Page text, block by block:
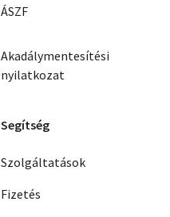
ÁSZF
Akadálymentesítési
nyilatkozat
Segítség
Szolgáltatások
Fizetés